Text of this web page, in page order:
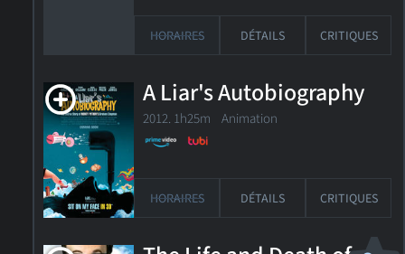
HORAIRES DÉTAILS CRITIQUES
A Liar's Autobiography
2012. 1h25m Animation
HORAIRES DÉTAILS CRITIQUES